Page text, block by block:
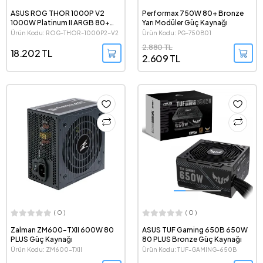
ASUS ROG THOR 1000P V2
1000W Platinum II ARGB 80+
Platinum Tam Modüler Güç
Ürün Kodu: ROG-THOR-1000P2-V2
18.202 TL
Performax 750W 80+ Bronze
Yarı Modüler Güç Kaynağı
Ürün Kodu: PG-750B01
2.609 TL
2.880 TL
( 0 )
Zalman ZM600-TXII 600W 80
PLUS Güç Kaynağı
Ürün Kodu: ZM600-TXII
( 0 )
ASUS TUF Gaming 650B 650W
80 PLUS Bronze Güç Kaynağı
Ürün Kodu: TUF-GAMING-650B